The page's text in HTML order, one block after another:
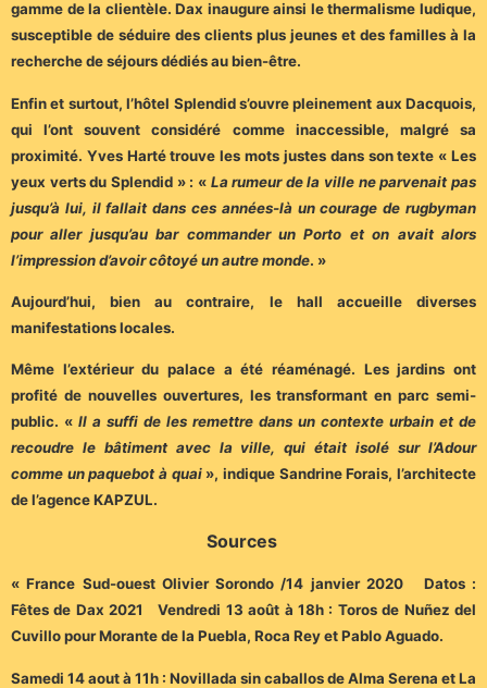
gamme de la clientèle. Dax inaugure ainsi le thermalisme ludique,
susceptible de séduire des clients plus jeunes et des familles à la
recherche de séjours dédiés au bien-être.
Enfin et surtout, l’hôtel Splendid s’ouvre pleinement aux Dacquois,
qui l’ont souvent considéré comme inaccessible, malgré sa
proximité. Yves Harté trouve les mots justes dans son texte « Les
yeux verts du Splendid » : « La rumeur de la ville ne parvenait pas
jusqu’à lui, il fallait dans ces années-là un courage de rugbyman
pour aller jusqu’au bar commander un Porto et on avait alors
l’impression d’avoir côtoyé un autre monde. »
Aujourd’hui, bien au contraire, le hall accueille diverses
manifestations locales.
Même l’extérieur du palace a été réaménagé. Les jardins ont
profité de nouvelles ouvertures, les transformant en parc semi-
public. « Il a suffi de les remettre dans un contexte urbain et de
recoudre le bâtiment avec la ville, qui était isolé sur l’Adour
comme un paquebot à quai», indique Sandrine Forais, l’architecte
de l’agence KAPZUL.
Sources
« France Sud-ouest Olivier Sorondo /14 janvier 2020 Datos :
Fêtes de Dax 2021 Vendredi 13 août à 18h : Toros de Nuñez del
Cuvillo pour Morante de la Puebla, Roca Rey et Pablo Aguado.
Samedi 14 aout à 11h : Novillada sin caballos de Alma Serena et La